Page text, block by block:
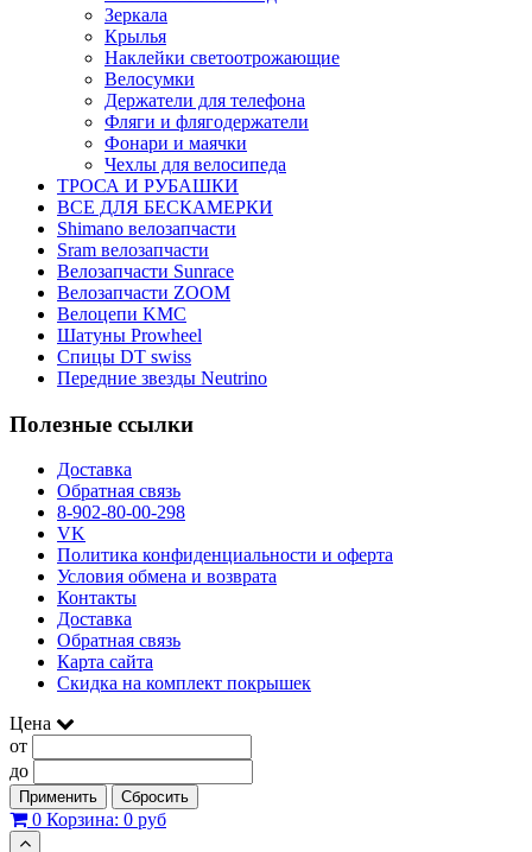
Зеркала
Крылья
Наклейки светоотрожающие
Велосумки
Держатели для телефона
Фляги и флягодержатели
Фонари и маячки
Чехлы для велосипеда
ТРОСА И РУБАШКИ
ВСЕ ДЛЯ БЕСКАМЕРКИ
Shimano велозапчасти
Sram велозапчасти
Велозапчасти Sunrace
Велозапчасти ZOOM
Велоцепи KMC
Шатуны Prowheel
Спицы DT swiss
Передние звезды Neutrino
Полезные ссылки
Доставка
Обратная связь
8-902-80-00-298
VK
Политика конфиденциальности и оферта
Условия обмена и возврата
Контакты
Доставка
Обратная связь
Карта сайта
Скидка на комплект покрышек
Цена
от
до
Применить Сбросить
0 Корзина: 0 руб